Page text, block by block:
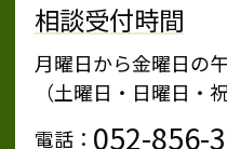
相談受付時間
月曜日から金曜日の
（土曜日・日曜日・
電話： 052-856-